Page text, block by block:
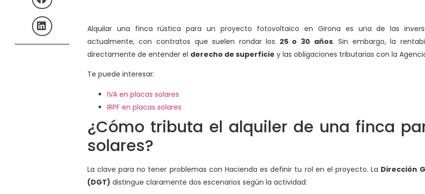
Alquilar una finca rústica para un proyecto fotovoltaico en Girona es una de las
actualmente, con contratos que suelen rondar los 25 o 30 años. Sin embargo, la
directamente de entender el derecho de superficie y las obligaciones tributarias con la
Te puede interesar:
IVA en placas solares
IRPF en placas solares
¿Cómo tributa el alquiler de una finca
solares?
La clave para no tener problemas con Hacienda es definir tu rol en el proyecto. La Dirección
(DGT) distingue claramente dos escenarios según la actividad: